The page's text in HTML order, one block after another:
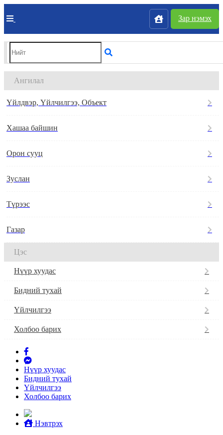
Зар нэмэх
Ангилал
Үйлдвэр, Үйлчилгээ, Объект
Хашаа байшин
Орон сууц
Зуслан
Түрээс
Газар
Цэс
Нүүр хуудас
Бидний тухай
Үйлчилгээ
Холбоо барих
Нүүр хуудас
Бидний тухай
Үйлчилгээ
Холбоо барих
Нэвтрэх